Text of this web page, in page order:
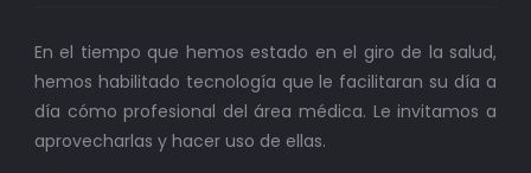
En el tiempo que hemos estado en el giro de la salud,
hemos habilitado tecnología que le facilitaran su día a
día cómo profesional del área médica. Le invitamos a
aprovecharlas y hacer uso de ellas.